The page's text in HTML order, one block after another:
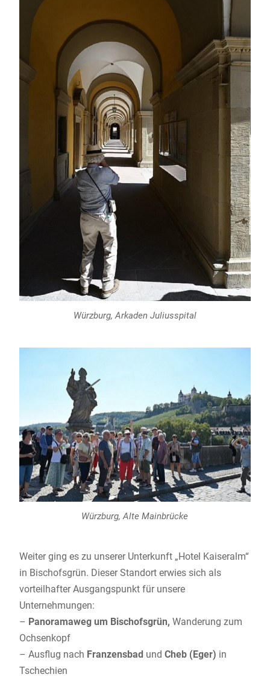
Würzburg, Arkaden Juliusspital
Würzburg, Alte Mainbrücke
Weiter ging es zu unserer Unterkunft „Hotel Kaiseralm“
in Bischofsgrün. Dieser Standort erwies sich als
vorteilhafter Ausgangspunkt für unsere
Unternehmungen:
– Panoramaweg um Bischofsgrün, Wanderung zum
Ochsenkopf
– Ausflug nach Franzensbad und Cheb (Eger) in
Tschechien